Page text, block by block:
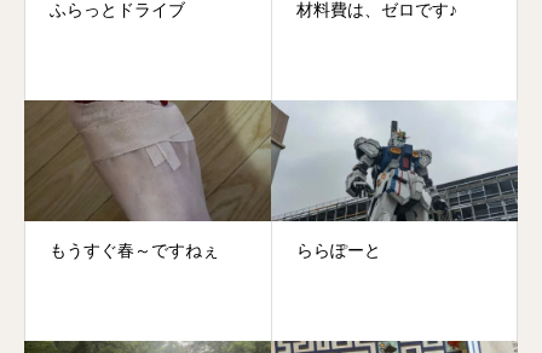
ふらっとドライブ 材料費は、ゼロです♪
もうすぐ春～ですねぇ ららぽーと